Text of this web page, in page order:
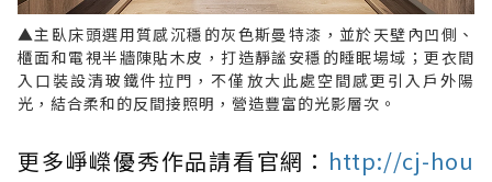
▲主臥床頭選用質感沉穩的灰色斯曼特漆，並於天壁內凹側、
櫃面和電視半牆陳貼木皮，打造靜謐安穩的睡眠場域；更衣間
入口裝設清玻鐵件拉門，不僅放大此處空間感更引入戶外陽
光，結合柔和的反間接照明，營造豐富的光影層次。
更多崢嶸優秀作品請看官網： http://cj-hou